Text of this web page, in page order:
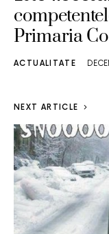
Primaria
ACTUALITATE
NEXT ARTICLE